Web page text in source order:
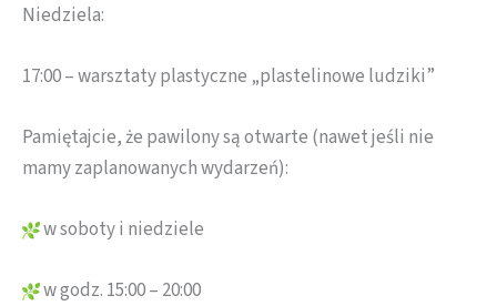
Niedziela:
17:00 – warsztaty plastyczne „plastelinowe ludziki”
Pamiętajcie, że pawilony są otwarte (nawet jeśli nie
mamy zaplanowanych wydarzeń):
w soboty i niedziele
w godz. 15:00 – 20:00